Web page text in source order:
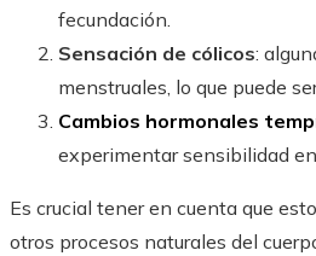
fecundación.
Sensación de cólicos:
menstruales, lo que puede
Cambios hormonales
experimentar sensibilidad
Es crucial tener en cuenta que
otros procesos naturales del